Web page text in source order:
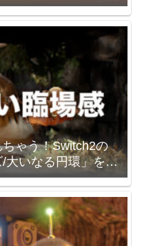
ゃう！Switch2の
/大いなる円環」を買